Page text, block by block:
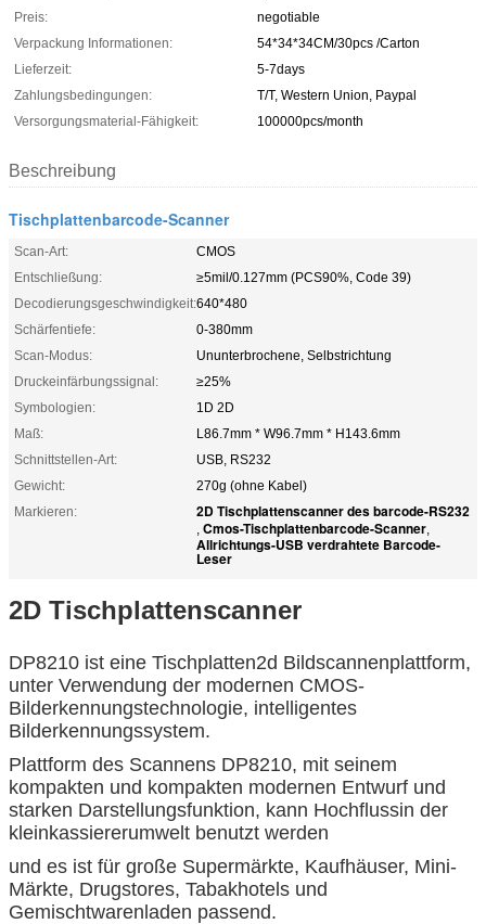
Preis:
negotiable
Verpackung Informationen:
54*34*34CM/30pcs /Carton
Lieferzeit:
5-7days
Zahlungsbedingungen:
T/T, Western Union, Paypal
Versorgungsmaterial-Fähigkeit:
100000pcs/month
Beschreibung
Tischplattenbarcode-Scanner
Scan-Art:
CMOS
Entschließung:
≥5mil/0.127mm (PCS90%, Code 39)
Decodierungsgeschwindigkeit:640*480
Schärfentiefe:
0-380mm
Scan-Modus:
Ununterbrochene, Selbstrichtung
Druckeinfärbungssignal:
≥25%
Symbologien:
1D 2D
Maß:
L86.7mm * W96.7mm * H143.6mm
Schnittstellen-Art:
USB, RS232
Gewicht:
270g (ohne Kabel)
Markieren:
2D Tischplattenscanner des barcode-RS232
, Cmos-Tischplattenbarcode-Scanner,
Allrichtungs-USB verdrahtete Barcode-
Leser
2D Tischplattenscanner
DP8210 ist eine Tischplatten2d Bildscannenplattform,
unter Verwendung der modernen CMOS-
Bilderkennungstechnologie, intelligentes
Bilderkennungssystem.
Plattform des Scannens DP8210, mit seinem
kompakten und kompakten modernen Entwurf und
starken Darstellungsfunktion, kann Hochflussin der
kleinkassiererumwelt benutzt werden
und es ist für große Supermärkte, Kaufhäuser, Mini-
Märkte, Drugstores, Tabakhotels und
Gemischtwarenladen passend.